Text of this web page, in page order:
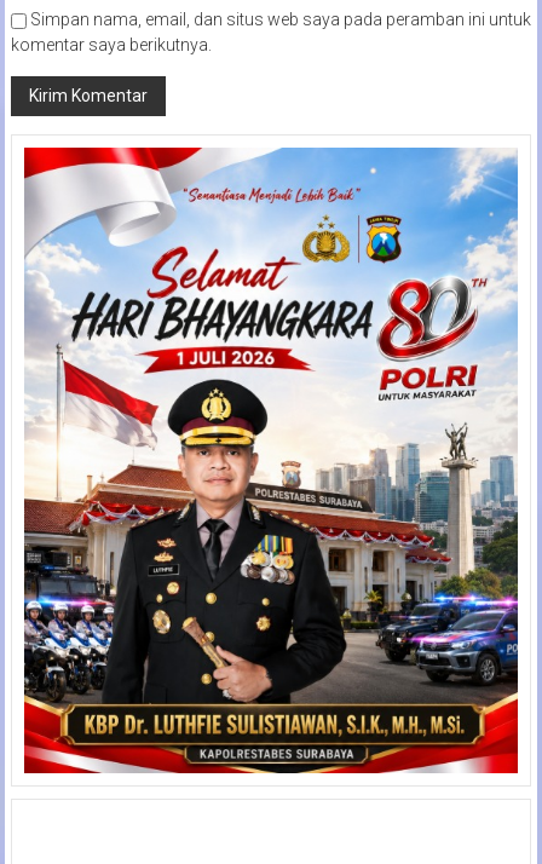
Simpan nama, email, dan situs web saya pada peramban ini untuk
komentar saya berikutnya.